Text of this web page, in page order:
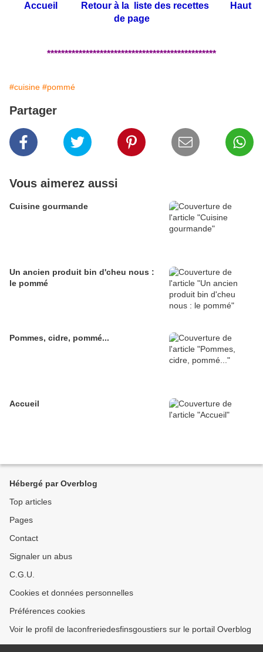
Accueil Retour à la liste des recettes
Haut
de page
************************************************
#cuisine #pommé
Partager
Vous aimerez aussi
Cuisine gourmande
Un ancien produit bin d'cheu nous :
le pommé
Pommes, cidre, pommé...
Accueil
Hébergé par Overblog
Top articles
Pages
Contact
Signaler un abus
C.G.U.
Cookies et données personnelles
Préférences cookies
Voir le profil de laconfreriedesfinsgoustiers sur le portail Overblog